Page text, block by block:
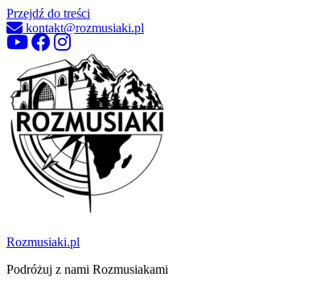
Przejdź do treści
kontakt@rozmusiaki.pl
Rozmusiaki.pl
Podróżuj z nami Rozmusiakami